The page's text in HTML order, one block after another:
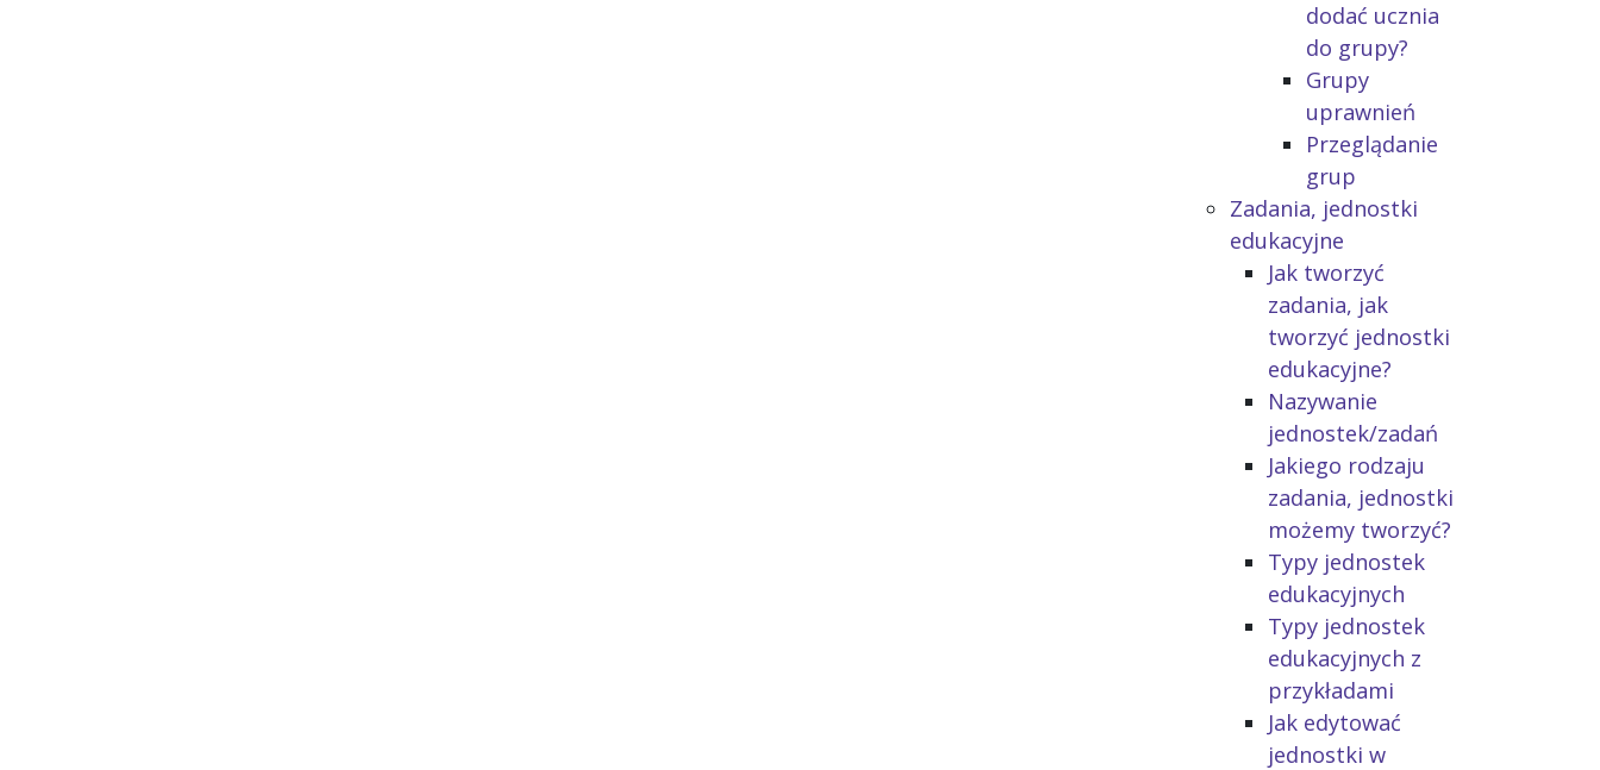
dodać ucznia
do grupy?
Grupy
uprawnień
Przeglądanie
grup
Zadania, jednostki
edukacyjne
Jak tworzyć
zadania, jak
tworzyć jednostki
edukacyjne?
Nazywanie
jednostek/zadań
Jakiego rodzaju
zadania, jednostki
możemy tworzyć?
Typy jednostek
edukacyjnych
Typy jednostek
edukacyjnych z
przykładami
Jak edytować
jednostki w